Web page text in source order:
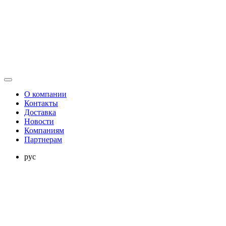
О компании
Контакты
Доставка
Новости
Компаниям
Партнерам
рус